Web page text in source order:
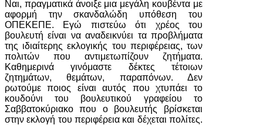
Ναι, πραγματικά άνοιξε μια μεγάλη κουβέντα με
αφορμή την σκανδαλώδη υπόθεση του
ΟΠΕΚΕΠΕ. Εγώ πιστεύω ότι χρέος του
βουλευτή είναι να αναδεικνύει τα προβλήματα
της ιδιαίτερης εκλογικής του περιφέρειας, των
πολιτών που αντιμετωπίζουν ζητήματα.
Καθημερινά γινόμαστε δέκτες τέτοιων
ζητημάτων, θεμάτων, παραπόνων. Δεν
ρωτούμε ποιος είναι αυτός που χτυπάει το
κουδούνι του βουλευτικού γραφείου το
Σαββατοκύριακο που ο βουλευτής βρίσκεται
στην εκλογή του περιφέρεια και δέχεται πολίτες.